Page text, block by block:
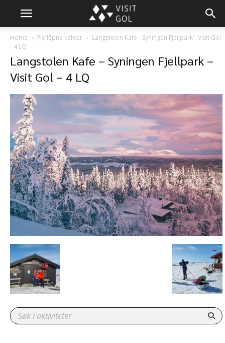
Home Fjellåpne kafeer
Langstolen Kafe - Syningen Fjellpark - Visit Gol
- 4 LQ
Langstolen Kafe – Syningen Fjellpark –
Visit Gol – 4 LQ